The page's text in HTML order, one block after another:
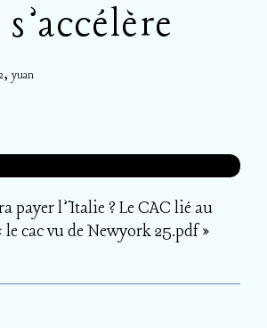
, yuan
payer l’Italie ? Le CAC lié au
cac vu de Newyork 25.pdf »